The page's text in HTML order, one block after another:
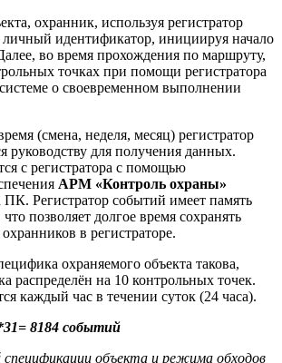
охранник, используя регистратор
личный идентификатор, инициируя начало
во время прохождения по маршруту,
точках при помощи регистратора
о своевременном выполнении
(смена, неделя, месяц) регистратор
руководству для получения данных.
с регистратора с помощью
АРМ «Контроль охраны»
ПК. Регистратор событий имеет память
что позволяет долгое время сохранять
в регистраторе.
охраняемого объекта такова,
распределён на 10 контрольных точек.
каждый час в течении суток (24 часа).
8184 событий
спецификации объекта и режима обходов